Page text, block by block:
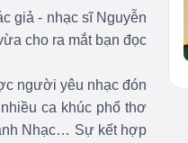
giả - nhạc sĩ Nguyễn
cho ra mắt bạn đọc
người yêu nhạc đón
ca khúc phổ thơ
Nhạc… Sự kết hợp